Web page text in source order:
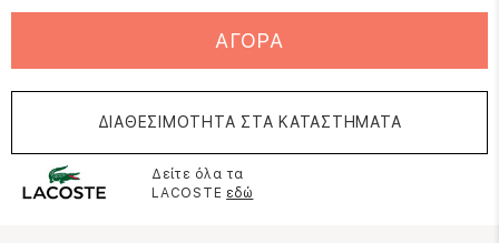
ΑΓΟΡΑ
ΔΙΑΘΕΣΙΜΟΤΗΤΑ ΣΤΑ ΚΑΤΑΣΤΗΜΑΤΑ
Δείτε όλα τα
LACOSTE εδώ